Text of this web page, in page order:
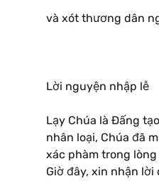
và xót thương dân
Lời nguyện nhập lễ
Lạy Chúa là Ðấng
nhân loại, Chúa đã
xác phàm trong
Giờ đây, xin nhận